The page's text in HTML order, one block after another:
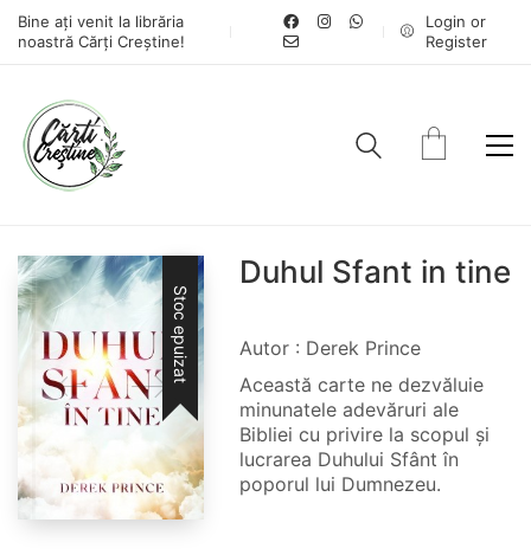
Bine ați venit la librăria
noastră Cărți Creștine!
Login or
Register
Stoc epuizat
Duhul Sfant in tine
Autor : Derek Prince
Această carte ne dezvăluie
minunatele adevăruri ale
Bibliei cu privire la scopul și
lucrarea Duhului Sfânt în
poporul lui Dumnezeu.